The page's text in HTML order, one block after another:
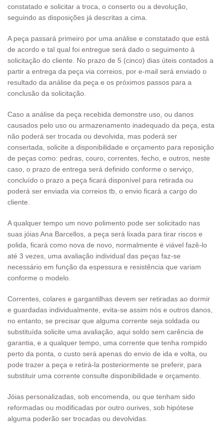
constatado e solicitar a troca, o conserto ou a devolução,
seguindo as disposições já descritas a cima.
A peça passará primeiro por uma análise e constatado que está
de acordo e tal qual foi entregue será dado o seguimento à
solicitação do cliente. No prazo de 5 (cinco) dias úteis contados a
partir a entrega da peça via correios, por e-mail será enviado o
resultado da análise da peça e os próximos passos para a
conclusão da solicitação.
Caso a análise da peça recebida demonstre uso, ou danos
causados pelo uso ou armazenamento inadequado da peça, esta
não poderá ser trocada ou devolvida, mas poderá ser
consertada, solicite a disponibilidade e orçamento para reposição
de peças como: pedras, couro, correntes, fecho, e outros, neste
caso, o prazo de entrega será definido conforme o serviço,
concluído o prazo a peça ficará disponível para retirada ou
poderá ser enviada via correios tb, o envio ficará a cargo do
cliente.
A qualquer tempo um novo polimento pode ser solicitado nas
suas jóias Ana Barcellos, a peça será lixada para tirar riscos e
polida, ficará como nova de novo, normalmente é viável fazê-lo
até 3 vezes, uma avaliação individual das peças faz-se
necessário em função da espessura e resistência que variam
conforme o modelo.
Correntes, colares e gargantilhas devem ser retiradas ao dormir
e guardadas individualmente, evita-se assim nós e outros danos,
no entanto, se precisar que alguma corrente seja soldada ou
substituída solicite uma avaliação, aqui soldo sem carência de
garantia, e a qualquer tempo, uma corrente que tenha rompido
perto da ponta, o custo será apenas do envio de ida e volta, ou
pode trazer a peça e retirá-la posteriormente se preferir, para
substituir uma corrente consulte disponibilidade e orçamento.
Jóias personalizadas, sob encomenda, ou que tenham sido
reformadas ou modificadas por outro ourives, sob hipótese
alguma poderão ser trocadas ou devolvidas.